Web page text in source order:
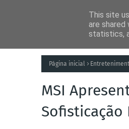
Página inicial
MSI
Sofisticação
This site
are
statistics,